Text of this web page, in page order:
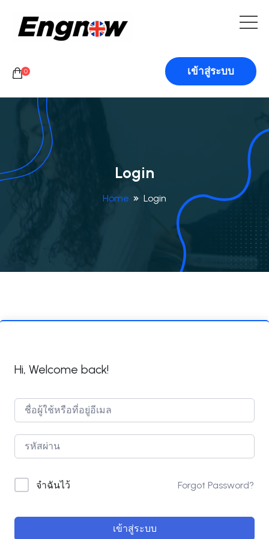
0 เข้าสู่ระบบ
Login
Home Login
Hi, Welcome back!
จำฉันไว้ Forgot Password?
เข้าสู่ระบบ